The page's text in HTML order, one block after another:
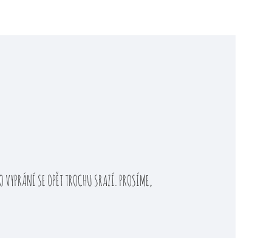
SE OPĚT TROCHU SRAZÍ. PROSÍME,